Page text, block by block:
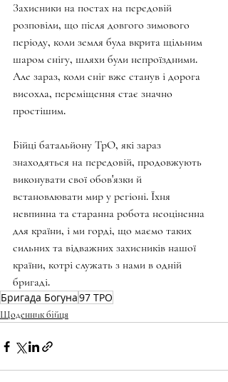
Захисники на постах на передовій
розповіли, що після довгого зимового
періоду, коли земля була вкрита щільним
шаром снігу, шляхи були непроїздними.
Але зараз, коли сніг вже станув і дорога
висохла, переміщення стає значно
простішим.
Бійці батальйону ТрО, які зараз
знаходяться на передовій, продовжують
виконувати свої обов'язки й
встановлювати мир у регіоні. Їхня
невпинна та старанна робота неоціненна
для країни, і ми горді, що маємо таких
сильних та відважних захисників нашої
країни, котрі служать з нами в одній
бригаді.
Бригада Богуна97 ТРО
Щоденник бійця